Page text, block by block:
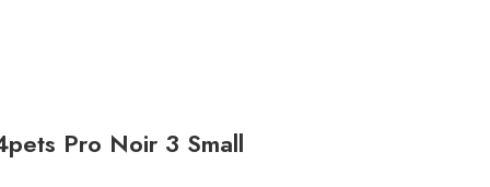
Pro Noir 3 Small